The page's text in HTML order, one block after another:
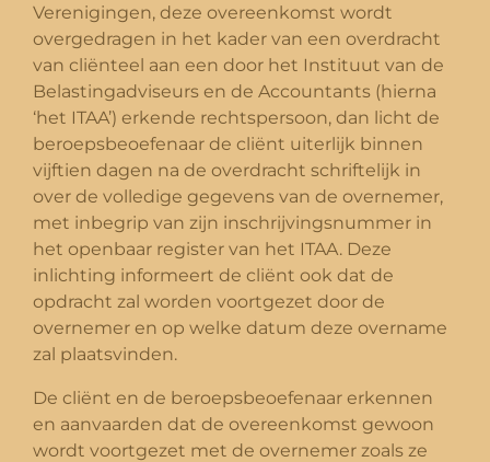
Verenigingen, deze overeenkomst wordt
overgedragen in het kader van een overdracht
van cliënteel aan een door het Instituut van de
Belastingadviseurs en de Accountants (hierna
‘het ITAA’) erkende rechtspersoon, dan licht de
beroepsbeoefenaar de cliënt uiterlijk binnen
vijftien dagen na de overdracht schriftelijk in
over de volledige gegevens van de overnemer,
met inbegrip van zijn inschrijvingsnummer in
het openbaar register van het ITAA. Deze
inlichting informeert de cliënt ook dat de
opdracht zal worden voortgezet door de
overnemer en op welke datum deze overname
zal plaatsvinden.
De cliënt en de beroepsbeoefenaar erkennen
en aanvaarden dat de overeenkomst gewoon
wordt voortgezet met de overnemer zoals ze